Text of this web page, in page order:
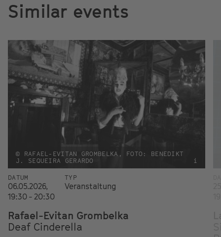
Similar events
© RAFAEL-EVITAN GROMBELKA, FOTO: BENEDIKT
J. SEQUEIRA GERARDO
i
DATUM
06.05.2026,
19:30 - 20:30
TYP
Veranstaltung
Rafael-Evitan Grombelka
Deaf Cinderella